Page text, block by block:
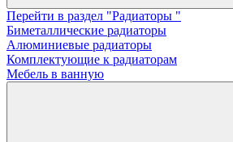
Перейти в раздел "Радиаторы "
Биметаллические радиаторы
Алюминиевые радиаторы
Комплектующие к радиаторам
Мебель в ванную